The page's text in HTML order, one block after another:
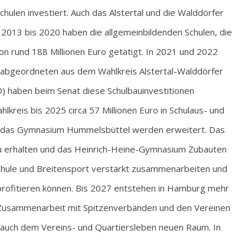
investiert. Auch das Alstertal und die Walddörfer
bis 2020 haben die allgemeinbildenden Schulen, die
rund 188 Millionen Euro getätigt. In 2021 und 2022
aus dem Wahlkreis Alstertal-Walddörfer
haben beim Senat diese Schulbauinvestitionen
bis 2025 circa 57 Millionen Euro in Schulaus- und
Gymnasium Hummelsbüttel werden erweitert. Das
und das Heinrich-Heine-Gymnasium Zubauten
und Breitensport verstärkt zusammenarbeiten und
können. Bis 2027 entstehen in Hamburg mehr
mit Spitzenverbänden und den Vereinen
dem Vereins- und Quartiersleben neuen Raum. In